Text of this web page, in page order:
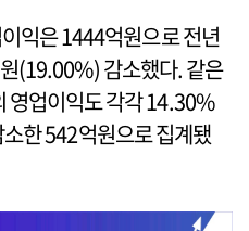
익은 1444억원으로 전년
(19.00%) 감소했다. 같은
영업이익도 각각 14.30%
한 542억원으로 집계됐